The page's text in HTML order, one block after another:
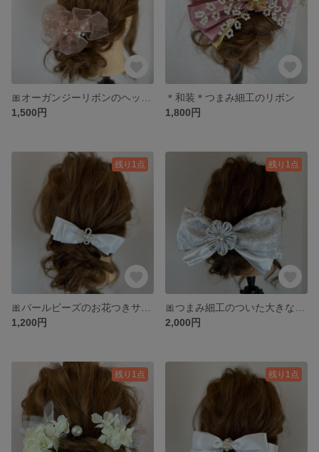
1,500円
＊和装＊つまみ細工のリボン
1,800円
残り1点
1,200円
残り1点
2,000円
残り1点 残り1点